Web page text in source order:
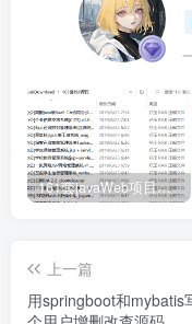
161套javaWeb项目源码免费分享
上一篇
用springboot和mybatis